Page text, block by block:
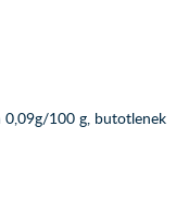
100 g, butotlenek